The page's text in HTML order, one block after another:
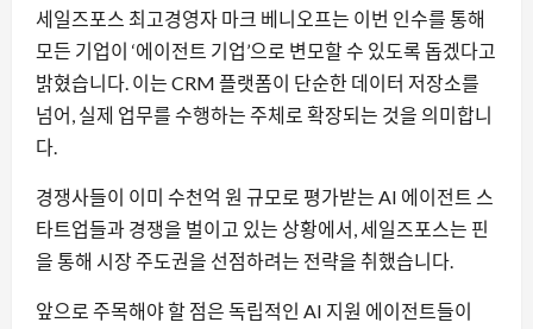
세일즈포스 최고경영자 마크 베니오프는 이번 인수를 통해
모든 기업이 ‘에이전트 기업’으로 변모할 수 있도록 돕겠다고
밝혔습니다. 이는 CRM 플랫폼이 단순한 데이터 저장소를
넘어, 실제 업무를 수행하는 주체로 확장되는 것을 의미합니
다.
경쟁사들이 이미 수천억 원 규모로 평가받는 AI 에이전트 스
타트업들과 경쟁을 벌이고 있는 상황에서, 세일즈포스는 핀
을 통해 시장 주도권을 선점하려는 전략을 취했습니다.
앞으로 주목해야 할 점은 독립적인 AI 지원 에이전트들이